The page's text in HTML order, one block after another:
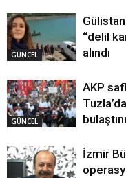
GÜNCEL
“delil
alındı
GÜNCEL
AKP
İzmir